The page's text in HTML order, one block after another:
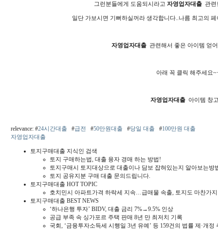
그런분들에게 도움되시라고자영업자대출 관
일단 가보시면 기뻐하실꺼라 생각합니다..나름 최고의
자영업자대출 관련해서 좋은 아이템 얻
아래 꼭 클릭 해주세요
자영업자대출 아이템 창
relevance: #24시간대출 #급전 #50만원대출 #당일 대출 #100만원 대출
자영업자대출
토지구매대출 지식인 검색
토지 구매하는법, 대출 융자 경매 하는 방법!
토지구매시 토지대상으로 대출이나 담보 잡혀있는지 알아보는방
토지 공유지분 구매 대출 문의드립니다.
토지구매대출 HOT TOPIC
호치민시 아파트가격 하락세 지속…급매물 속출, 토지도 마찬가지
토지구매대출 BEST NEWS
‘하나은행 투자’ BIDV, 대출 금리 7%→9.5% 인상
공급 부족 속 싱가포르 주택 판매 8년 만 최저치 기록
국회, ‘금융투자소득세 시행일 3년 유예’ 등 159건의 법률 제·개정